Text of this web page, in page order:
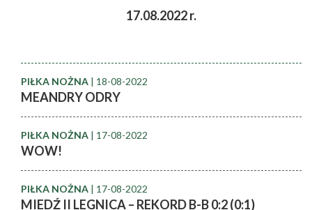
17.08.2022 r.
PIŁKA NOŻNA | 18-08-2022
MEANDRY ODRY
PIŁKA NOŻNA | 17-08-2022
WOW!
PIŁKA NOŻNA | 17-08-2022
MIEDŹ II LEGNICA – REKORD B-B 0:2 (0:1)